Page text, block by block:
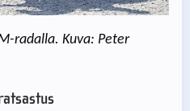
radalla. Kuva: Peter